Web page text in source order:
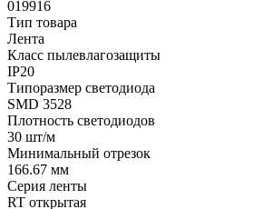
019916
Тип товара
Лента
Класс пылевлагозащиты
IP20
Типоразмер светодиода
SMD 3528
Плотность светодиодов
30 шт/м
Минимальный отрезок
166.67 мм
Серия ленты
RT открытая